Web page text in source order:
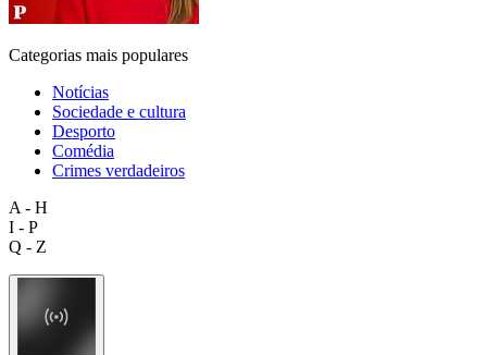
Categorias mais populares
Notícias
Sociedade e cultura
Desporto
Comédia
Crimes verdadeiros
A - H
I - P
Q - Z